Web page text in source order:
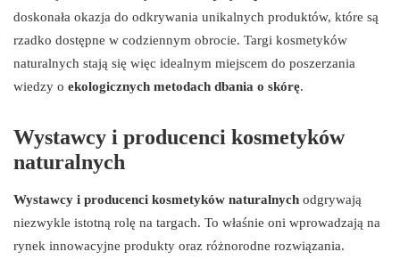
doskonała okazja do odkrywania unikalnych produktów, które są
rzadko dostępne w codziennym obrocie. Targi kosmetyków
naturalnych stają się więc idealnym miejscem do poszerzania
wiedzy o ekologicznych metodach dbania o skórę.
Wystawcy i producenci kosmetyków
naturalnych
Wystawcy i producenci kosmetyków naturalnych odgrywają
niezwykle istotną rolę na targach. To właśnie oni wprowadzają na
rynek innowacyjne produkty oraz różnorodne rozwiązania.